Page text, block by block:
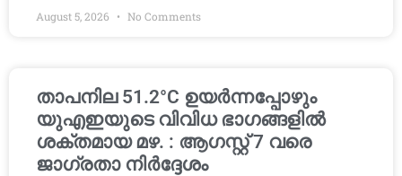
August 5, 2026 No Comments
താപനില 51.2°C ഉയർന്നപ്പോഴും
യുഎഇയുടെ വിവിധ ഭാഗങ്ങളിൽ
ശക്തമായ മഴ. : ആഗസ്റ്റ് 7 വരെ
ജാഗ്രതാ നിർദ്ദേശം